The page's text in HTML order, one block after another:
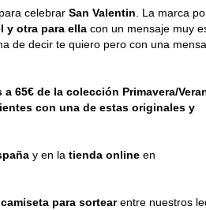
celebrar San Valentin . La marca
y otra para ella con un mensaje muy
de decir te quiero pero con una
65€ de la colección Primavera/
con una de estas originales y
y en la tienda online en
para sortearentre nuestros